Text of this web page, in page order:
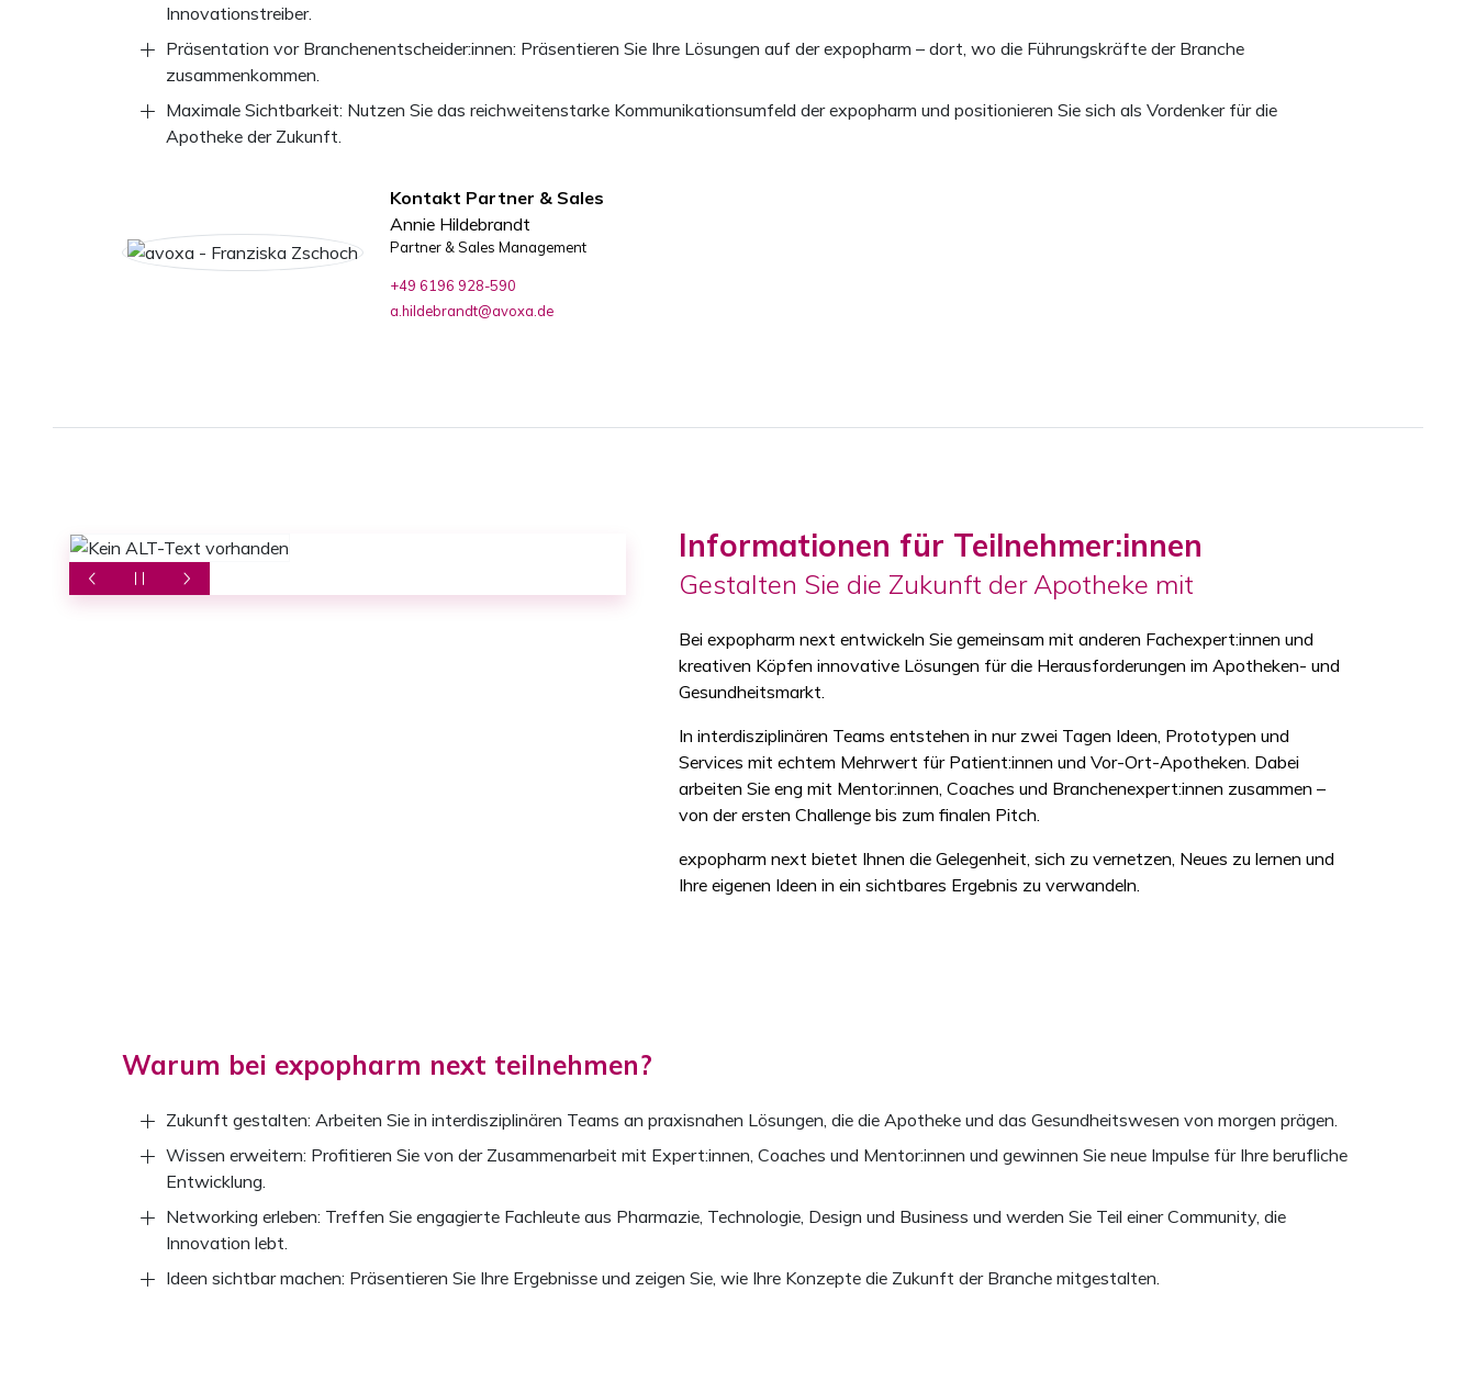
Innovationstreiber.
Präsentation vor Branchenentscheider:innen: Präsentieren Sie Ihre Lösungen auf der expopharm – dort, wo die Führungskräfte der Branche
zusammenkommen.
Maximale Sichtbarkeit: Nutzen Sie das reichweitenstarke Kommunikationsumfeld der expopharm und positionieren Sie sich als Vordenker für die
Apotheke der Zukunft.
Kontakt Partner & Sales
Annie Hildebrandt
Partner & Sales Management
+49 6196 928-590
a.hildebrandt@avoxa.de
Informationen für Teilnehmer:innen
Gestalten Sie die Zukunft der Apotheke mit
Bei expopharm next entwickeln Sie gemeinsam mit anderen Fachexpert:innen und
kreativen Köpfen innovative Lösungen für die Herausforderungen im Apotheken- und
Gesundheitsmarkt.
In interdisziplinären Teams entstehen in nur zwei Tagen Ideen, Prototypen und
Services mit echtem Mehrwert für Patient:innen und Vor-Ort-Apotheken. Dabei
arbeiten Sie eng mit Mentor:innen, Coaches und Branchenexpert:innen zusammen –
von der ersten Challenge bis zum finalen Pitch.
expopharm next bietet Ihnen die Gelegenheit, sich zu vernetzen, Neues zu lernen und
Ihre eigenen Ideen in ein sichtbares Ergebnis zu verwandeln.
Warum bei expopharm next teilnehmen?
Zukunft gestalten: Arbeiten Sie in interdisziplinären Teams an praxisnahen Lösungen, die die Apotheke und das Gesundheitswesen von morgen prägen.
Wissen erweitern: Profitieren Sie von der Zusammenarbeit mit Expert:innen, Coaches und Mentor:innen und gewinnen Sie neue Impulse für Ihre berufliche
Entwicklung.
Networking erleben: Treffen Sie engagierte Fachleute aus Pharmazie, Technologie, Design und Business und werden Sie Teil einer Community, die
Innovation lebt.
Ideen sichtbar machen: Präsentieren Sie Ihre Ergebnisse und zeigen Sie, wie Ihre Konzepte die Zukunft der Branche mitgestalten.